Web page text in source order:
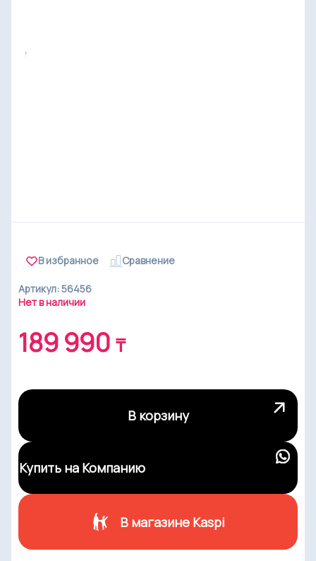
В избранное Cравнение
Артикул: 56456
Нет в наличии
189 990 ₸
В корзину
Купить на Компанию
В магазине Kaspi